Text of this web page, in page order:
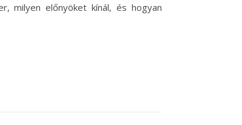
milyen előnyöket kínál, és hogyan